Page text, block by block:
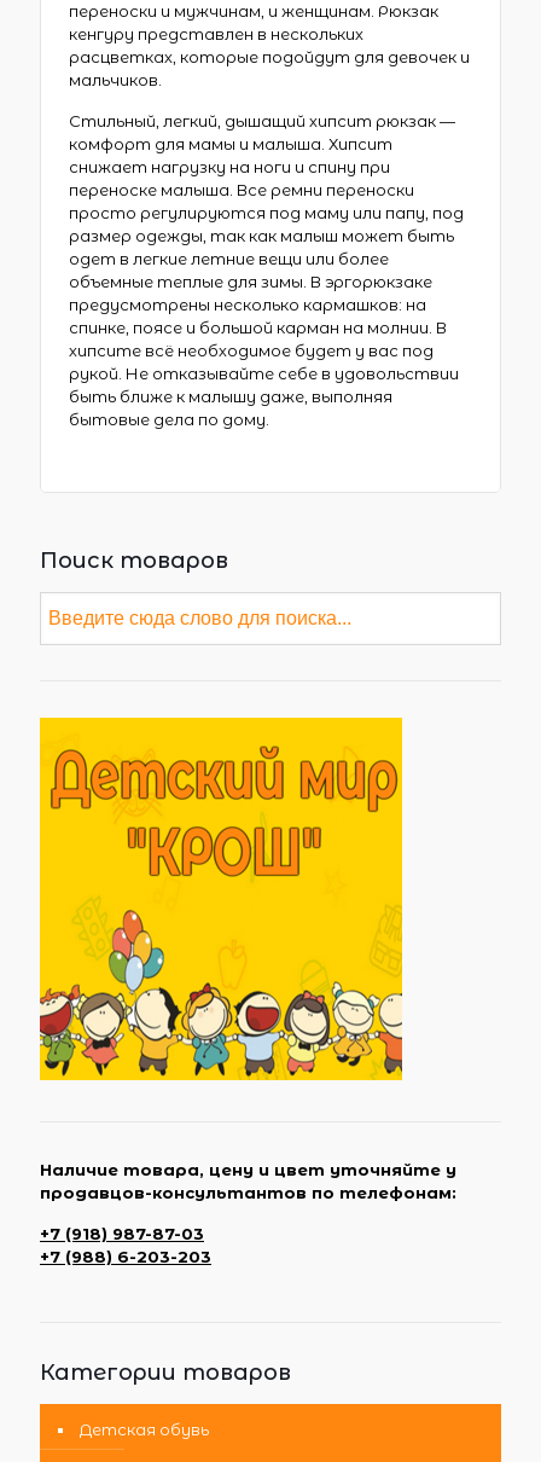
переноски и мужчинам, и женщинам. Рюкзак
кенгуру представлен в нескольких
расцветках, которые подойдут для девочек и
мальчиков.
Стильный, легкий, дышащий хипсит рюкзак —
комфорт для мамы и малыша. Хипсит
снижает нагрузку на ноги и спину при
переноске малыша. Все ремни переноски
просто регулируются под маму или папу, под
размер одежды, так как малыш может быть
одет в легкие летние вещи или более
объемные теплые для зимы. В эргорюкзаке
предусмотрены несколько кармашков: на
спинке, поясе и большой карман на молнии. В
хипсите всё необходимое будет у вас под
рукой. Не отказывайте себе в удовольствии
быть ближе к малышу даже, выполняя
бытовые дела по дому.
Поиск товаров
Наличие товара, цену и цвет уточняйте у
продавцов-консультантов по телефонам:
+7 (918) 987-87-03
+7 (988) 6-203-203
Категории товаров
Детская обувь